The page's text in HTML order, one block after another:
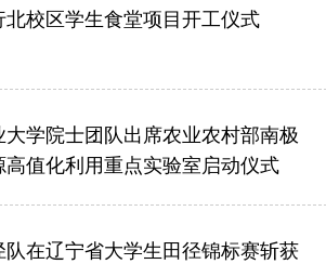
北校区学生食堂项目开工仪式
大学院士团队出席农业农村部南极
高值化利用重点实验室启动仪式
队在辽宁省大学生田径锦标赛斩获